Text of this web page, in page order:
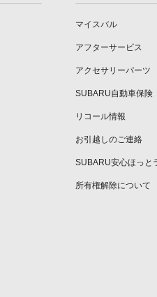
マイスバル
アフターサービス
アクセサリーパーツ
SUBARU自動車保険
リコール情報
お引越しのご連絡
SUBARU安心ほっと
所有権解除について